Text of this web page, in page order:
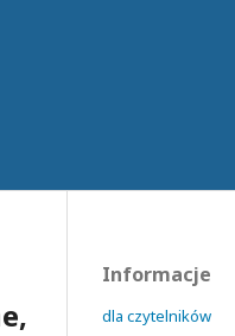
Informacje
dla czytelników